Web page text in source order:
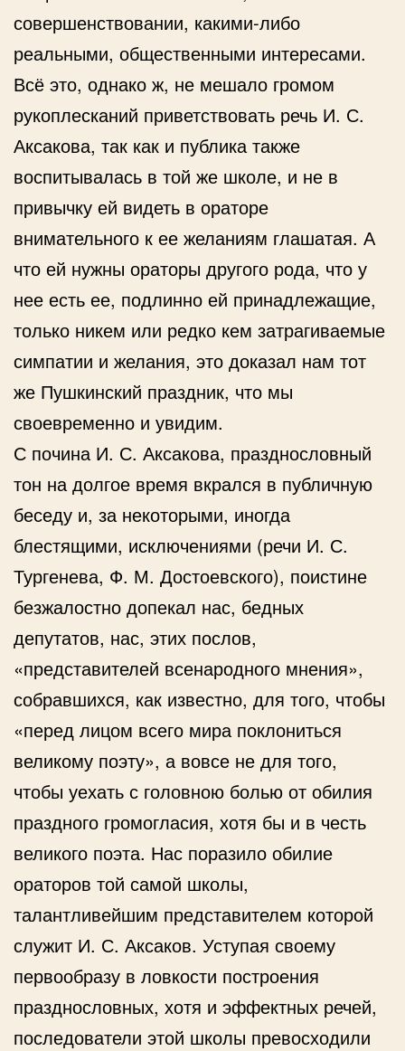
совершенствовании, какими-либо
реальными, общественными интересами.
Всё это, однако ж, не мешало громом
рукоплесканий приветствовать речь И. С.
Аксакова, так как и публика также
воспитывалась в той же школе, и не в
привычку ей видеть в ораторе
внимательного к ее желаниям глашатая. А
что ей нужны ораторы другого рода, что у
нее есть ее, подлинно ей принадлежащие,
только никем или редко кем затрагиваемые
симпатии и желания, это доказал нам тот
же Пушкинский праздник, что мы
своевременно и увидим.
С почина И. С. Аксакова, празднословный
тон на долгое время вкрался в публичную
беседу и, за некоторыми, иногда
блестящими, исключениями (речи И. С.
Тургенева, Ф. М. Достоевского), поистине
безжалостно допекал нас, бедных
депутатов, нас, этих послов,
«представителей всенародного мнения»,
собравшихся, как известно, для того, чтобы
«перед лицом всего мира поклониться
великому поэту», а вовсе не для того,
чтобы уехать с головною болью от обилия
праздного громогласия, хотя бы и в честь
великого поэта. Нас поразило обилие
ораторов той самой школы,
талантливейшим представителем которой
служит И. С. Аксаков. Уступая своему
первообразу в ловкости построения
празднословных, хотя и эффектных речей,
последователи этой школы превосходили